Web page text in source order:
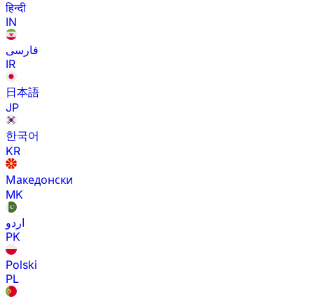
हिन्दी
IN
فارسی
IR
日本語
JP
한국어
KR
Македонски
MK
اردو
PK
Polski
PL